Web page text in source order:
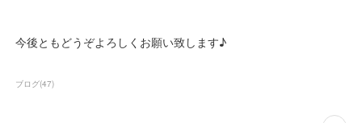
今後ともどうぞよろしくお願い致します♪
ブログ(47)